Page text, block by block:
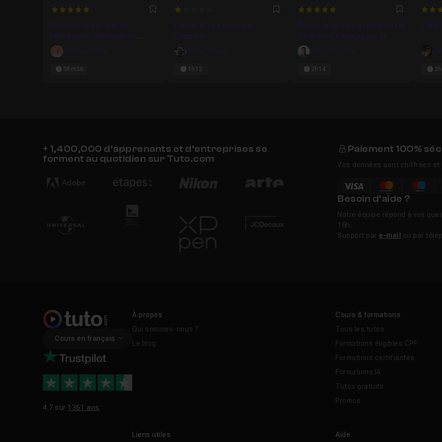
5 Favori
Dessinez avec l'aide de
l'Intelligence Artificielle en
temps réel
Jérôme Gallez
58m36
1 Favori
Freepik AI - La formation
Complète
Olivier Krakus
1h12
5 Favori
Prompt Engineering : Maîtrisez la
Génération d’Images par IA
Romain Duclos
2h14
5
Créer
+ 1,400,000 d’apprenants et d’entreprises se
forment au quotidien sur Tuto.com
Paiement 100%
Vos données sont chiffrées
Besoin d’aide ?
Notre équipe répond à vos
16h.
Support par e-mail ou par
Cours en français
4.7 sur 1361 avis
À propos
Qui sommes-nous ?
Le blog
Cours & formations
Tous les tutos
Formations éligibles CPF
Formations certifiantes
Formations IA
Tutos gratuits
Promos
Liens utiles Aide